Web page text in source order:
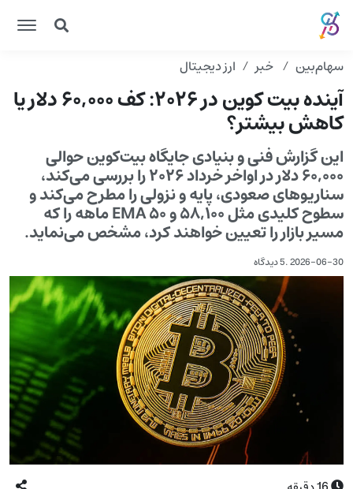
سهام‌بین خبر ارز دیجیتال
آینده بیت کوین در ۲۰۲۶: کف ۶۰,۰۰۰ دلار یا
کاهش بیشتر؟
این گزارش فنی و بنیادی جایگاه بیت‌کوین حوالی
۶۰,۰۰۰ دلار در اواخر خرداد ۲۰۲۶ را بررسی می‌کند،
سناریوهای صعودی، پایه و نزولی را مطرح می‌کند و
سطوح کلیدی مثل ۵۸,۱۰۰ و EMA ۵۰ ماهه را که
مسیر بازار را تعیین خواهند کرد، مشخص می‌نماید.
2026-06-30
.5 دیدگاه